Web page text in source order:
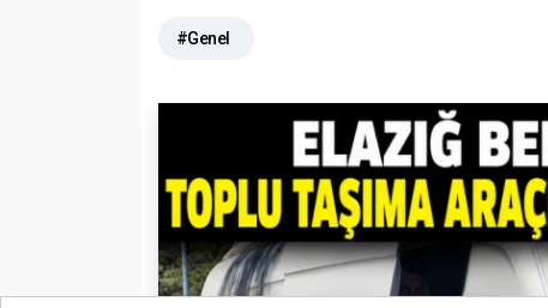
#Genel